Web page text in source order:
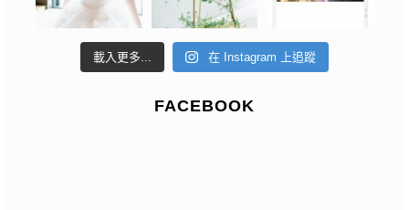
載入更多... 在 Instagram 上追蹤
FACEBOOK